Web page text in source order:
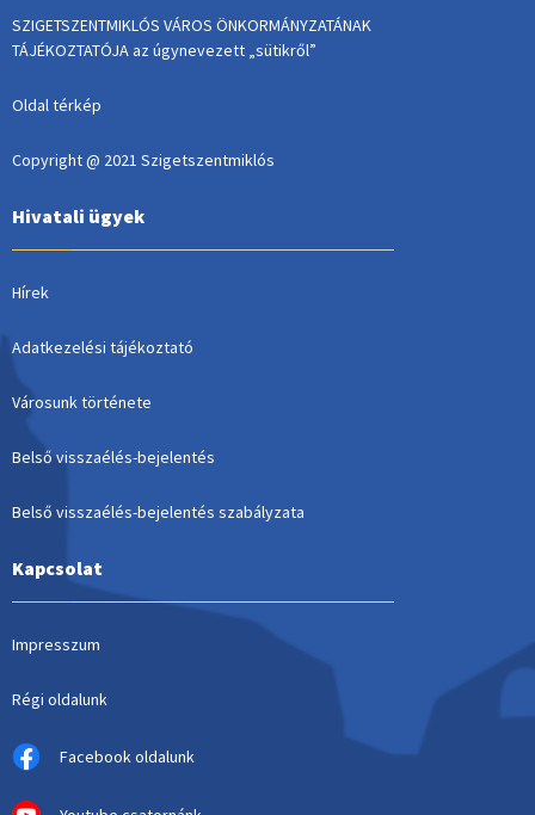
SZIGETSZENTMIKLÓS VÁROS ÖNKORMÁNYZATÁNAK
TÁJÉKOZTATÓJA az úgynevezett „sütikről”
Oldal térkép
Copyright @ 2021 Szigetszentmiklós
Hivatali ügyek
Hírek
Adatkezelési tájékoztató
Városunk története
Belső visszaélés-bejelentés
Belső visszaélés-bejelentés szabályzata
Kapcsolat
Impresszum
Régi oldalunk
Facebook oldalunk